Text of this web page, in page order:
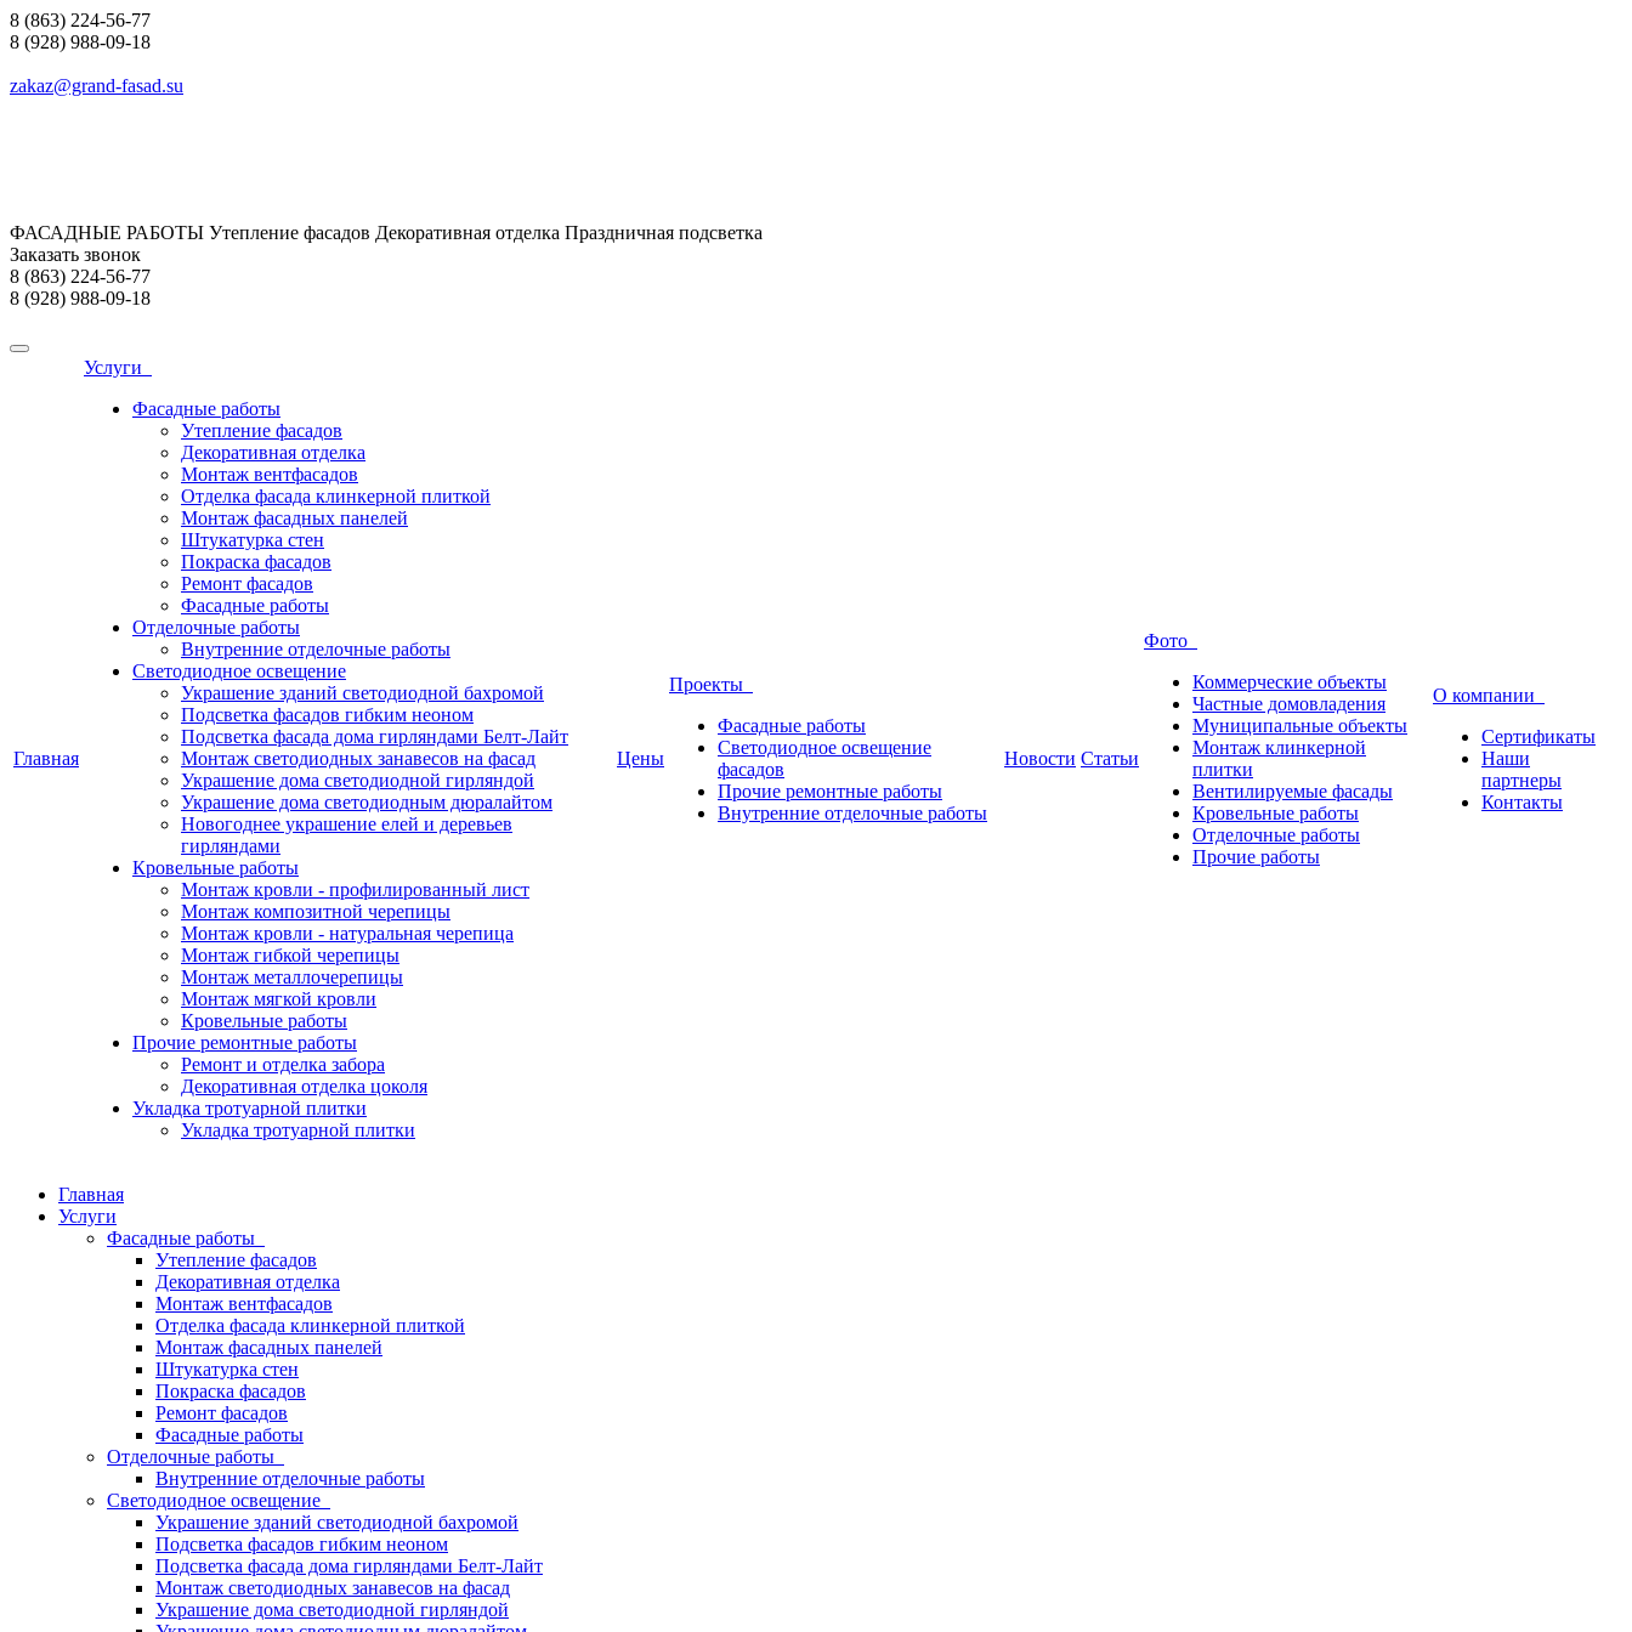
8 (863) 224-56-77
8 (928) 988-09-18
zakaz@grand-fasad.su
ФАСАДНЫЕ РАБОТЫ Утепление фасадов Декоративная отделка Праздничная подсветка
Заказать звонок
8 (863) 224-56-77
8 (928) 988-09-18
Главная
Услуги
Фасадные работы
Утепление фасадов
Декоративная отделка
Монтаж вентфасадов
Отделка фасада клинкерной плиткой
Монтаж фасадных панелей
Штукатурка стен
Покраска фасадов
Ремонт фасадов
Фасадные работы
Отделочные работы
Внутренние отделочные работы
Светодиодное освещение
Украшение зданий светодиодной бахромой
Подсветка фасадов гибким неоном
Подсветка фасада дома гирляндами Белт-Лайт
Монтаж светодиодных занавесов на фасад
Украшение дома светодиодной гирляндой
Украшение дома светодиодным дюралайтом
Новогоднее украшение елей и деревьев
гирляндами
Кровельные работы
Монтаж кровли - профилированный лист
Монтаж композитной черепицы
Монтаж кровли - натуральная черепица
Монтаж гибкой черепицы
Монтаж металлочерепицы
Монтаж мягкой кровли
Кровельные работы
Прочие ремонтные работы
Ремонт и отделка забора
Декоративная отделка цоколя
Укладка тротуарной плитки
Укладка тротуарной плитки
Цены
Проекты
Фасадные работы
Светодиодное освещение
фасадов
Прочие ремонтные работы
Внутренние отделочные работы
Новости Статьи
Фото
Коммерческие объекты
Частные домовладения
Муниципальные объекты
Монтаж клинкерной
плитки
Вентилируемые фасады
Кровельные работы
Отделочные работы
Прочие работы
О компании
Сертификаты
Наши
партнеры
Контакты
Главная
Услуги
Фасадные работы
Утепление фасадов
Декоративная отделка
Монтаж вентфасадов
Отделка фасада клинкерной плиткой
Монтаж фасадных панелей
Штукатурка стен
Покраска фасадов
Ремонт фасадов
Фасадные работы
Отделочные работы
Внутренние отделочные работы
Светодиодное освещение
Украшение зданий светодиодной бахромой
Подсветка фасадов гибким неоном
Подсветка фасада дома гирляндами Белт-Лайт
Монтаж светодиодных занавесов на фасад
Украшение дома светодиодной гирляндой